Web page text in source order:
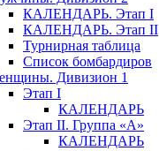
КАЛЕНДАРЬ. Этап I
КАЛЕНДАРЬ. Этап II
Турнирная таблица
Список бомбардиров
Дивизион 1
Этап I
КАЛЕНДАРЬ
Этап II. Группа «А»
КАЛЕНДАРЬ